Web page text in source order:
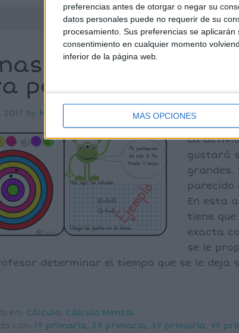
preferencias antes de otorgar o negar su
datos personales puede no requerir de su
procesamiento. Sus preferencias se
consentimiento en cualquier momento
inferior de la página web.
MÁS OPCIONES
de cálculo. Un
pensar y
by Mª Carmen Pérez Dejar un comentario
La
gustará
grandes.
En esta
tiene
exacta
se le
determinar el tiempo que se le deja
en: Cálculo, Cálculo Mental
con: 1º primaria, 2º primaria, 3º primaria, 4º